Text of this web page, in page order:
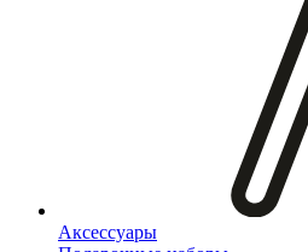
Аксессуары